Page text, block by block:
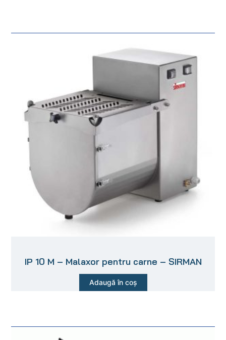
IP 10 M – Malaxor pentru carne – SIRMAN
Adaugă în coș